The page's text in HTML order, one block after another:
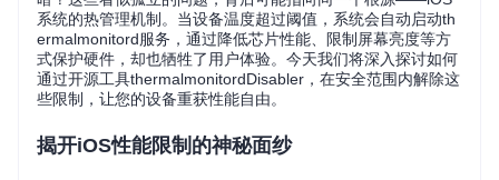
系统的热管理机制。当设备温度超过阈值，系统会自动启动th
ermalmonitord服务，通过降低芯片性能、限制屏幕亮度等方
式保护硬件，却也牺牲了用户体验。今天我们将深入探讨如何
通过开源工具thermalmonitordDisabler，在安全范围内解除这
些限制，让您的设备重获性能自由。
揭开iOS性能限制的神秘面纱